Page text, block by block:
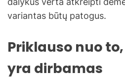
variantas būtų patogus.
Priklauso nuo
yra dirbamas